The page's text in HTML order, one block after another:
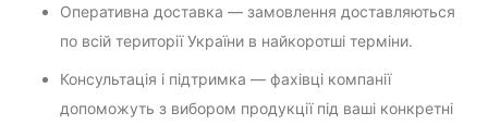
Оперативна доставка — замовлення доставляються
по всій території України в найкоротші терміни.
Консультація і підтримка — фахівці компанії
допоможуть з вибором продукції під ваші конкретні